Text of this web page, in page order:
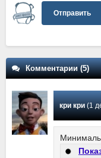
Отправить
Комментарии (5)
кри кри(1